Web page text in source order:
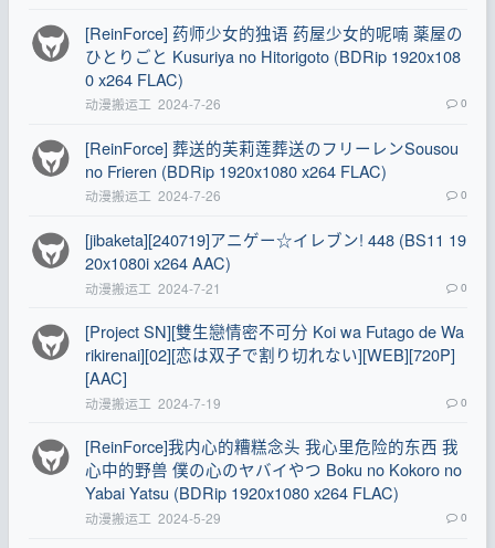
[ReinForce] 药师少女的独语 药屋少女的呢喃 薬屋の
ひとりごと Kusuriya no Hitorigoto (BDRip 1920x108
0 x264 FLAC)
动漫搬运工 2024-7-26 0
[ReinForce] 葬送的芙莉莲葬送のフリーレンSousou
no Frieren (BDRip 1920x1080 x264 FLAC)
动漫搬运工 2024-7-26 0
[jibaketa][240719]アニゲー☆イレブン! 448 (BS11 19
20x1080i x264 AAC)
动漫搬运工 2024-7-21 0
[Project SN][雙生戀情密不可分 Koi wa Futago de Wa
rikirenai][02][恋は双子で割り切れない][WEB][720P]
[AAC]
动漫搬运工 2024-7-19 0
[ReinForce]我内心的糟糕念头 我心里危险的东西 我
心中的野兽 僕の心のヤバイやつ Boku no Kokoro no
Yabai Yatsu (BDRip 1920x1080 x264 FLAC)
动漫搬运工 2024-5-29 0